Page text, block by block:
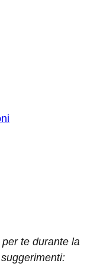
te durante la